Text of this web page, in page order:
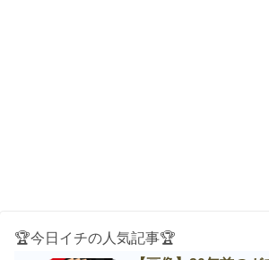
🏆今日イチの人気記事🏆